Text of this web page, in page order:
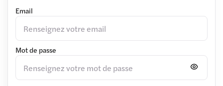
Email
Mot de passe